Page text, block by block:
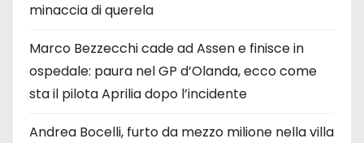
minaccia di querela
Marco Bezzecchi cade ad Assen e finisce in
ospedale: paura nel GP d’Olanda, ecco come
sta il pilota Aprilia dopo l’incidente
Andrea Bocelli, furto da mezzo milione nella villa